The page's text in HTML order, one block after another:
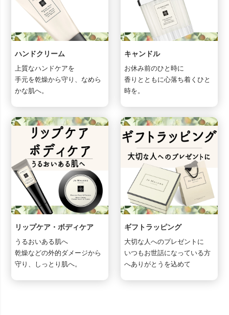
ハンドクリーム
上質なハンドケアを
手元を乾燥から守り、なめら
かな肌へ。
キャンドル
お休み前のひと時に
香りとともに心落ち着くひと
時を。
リップケア・ボディケア
うるおいある肌へ
乾燥などの外的ダメージから
守り、しっとり肌へ。
ギフトラッピング
大切な人へのプレゼントに
いつもお世話になっている方
へありがとうを込めて